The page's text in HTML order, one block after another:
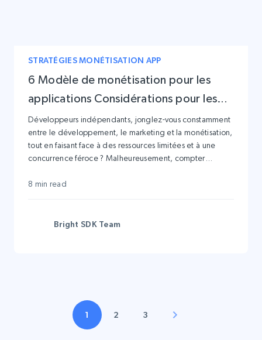
STRATÉGIES MONÉTISATION APP
6 Modèle de monétisation pour les
applications Considérations pour les
développeurs indépendants
Développeurs indépendants, jonglez-vous constamment
entre le développement, le marketing et la monétisation,
tout en faisant face à des ressources limitées et à une
concurrence féroce ? Malheureusement, compter
démarquer et connaître un succès durable sur le marché
8 min read
Bright SDK Team
1 2 3